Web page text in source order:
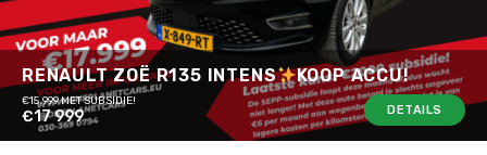
RENAULT ZOË R135 INTENS KOOP ACCU!
€15.999 MET SUBSIDIE!
€17 999 DETAILS